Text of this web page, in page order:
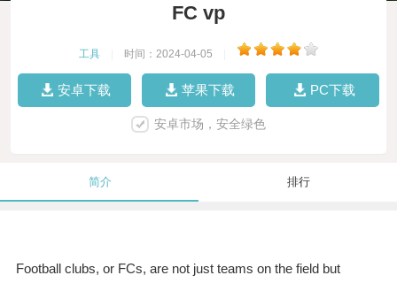
FC vp
工具 时间：2024-04-05
安卓下载 苹果下载 PC下载
安卓市场，安全绿色
简介 排行
Football clubs, or FCs, are not just teams on the field but